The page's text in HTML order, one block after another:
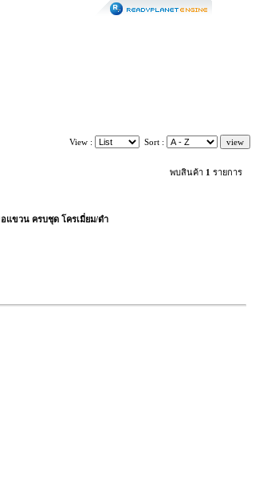
View : Sort :
พบสินค้า 1 รายการ
แขวน ครบชุด โครเมี่ยม/ดำ